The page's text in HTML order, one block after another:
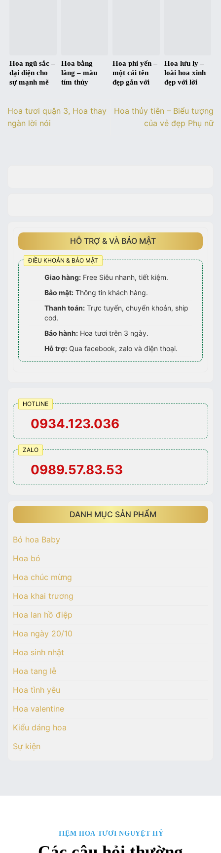
Hoa ngũ sắc –
đại diện cho
sự mạnh mẽ
sống
Hoa bằng
lăng – màu
tím thủy
Hoa phi yến –
một cái tên
đẹp gắn với
Hoa lưu ly –
loài hoa xinh
đẹp với lời
Hoa tươi quận 3, Hoa thay
ngàn lời nói
Hoa thủy tiên – Biểu tượng
của vẻ đẹp Phụ nữ
HỖ TRỢ & VÀ BẢO MẬT
ĐIỀU KHOẢN & BẢO MẬT
Giao hàng: Free Siêu nhanh, tiết kiệm.
Bảo mật: Thông tin khách hàng.
Thanh toán: Trực tuyến, chuyển khoản, ship
cod.
Bảo hành: Hoa tươi trên 3 ngày.
Hỗ trợ: Qua facebook, zalo và điện thoại.
HOTLINE
0934.123.036
ZALO
0989.57.83.53
DANH MỤC SẢN PHẨM
Bó hoa Baby
Hoa bó
Hoa chúc mừng
Hoa khai trương
Hoa lan hồ điệp
Hoa ngày 20/10
Hoa sinh nhật
Hoa tang lễ
Hoa tình yêu
Hoa valentine
Kiểu dáng hoa
Sự kiện
TIỆM HOA TƯƠI NGUYỆT HỶ